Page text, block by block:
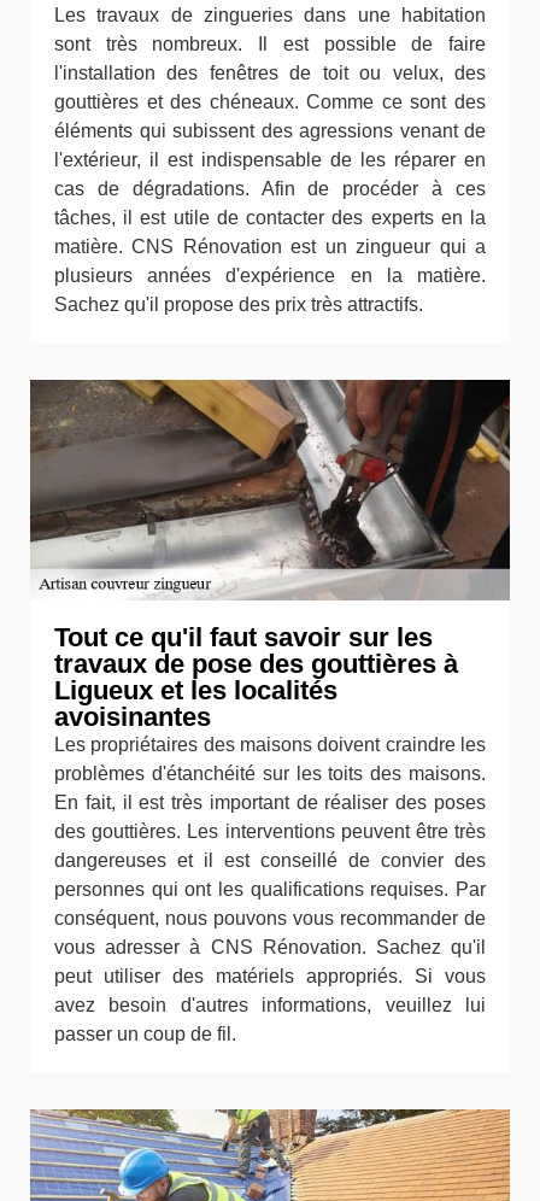
Les travaux de zingueries dans une habitation
sont très nombreux. Il est possible de faire
l'installation des fenêtres de toit ou velux, des
gouttières et des chéneaux. Comme ce sont des
éléments qui subissent des agressions venant de
l'extérieur, il est indispensable de les réparer en
cas de dégradations. Afin de procéder à ces
tâches, il est utile de contacter des experts en la
matière. CNS Rénovation est un zingueur qui a
plusieurs années d'expérience en la matière.
Sachez qu'il propose des prix très attractifs.
Tout ce qu'il faut savoir sur les
travaux de pose des gouttières à
Ligueux et les localités
avoisinantes
Les propriétaires des maisons doivent craindre les
problèmes d'étanchéité sur les toits des maisons.
En fait, il est très important de réaliser des poses
des gouttières. Les interventions peuvent être très
dangereuses et il est conseillé de convier des
personnes qui ont les qualifications requises. Par
conséquent, nous pouvons vous recommander de
vous adresser à CNS Rénovation. Sachez qu'il
peut utiliser des matériels appropriés. Si vous
avez besoin d'autres informations, veuillez lui
passer un coup de fil.